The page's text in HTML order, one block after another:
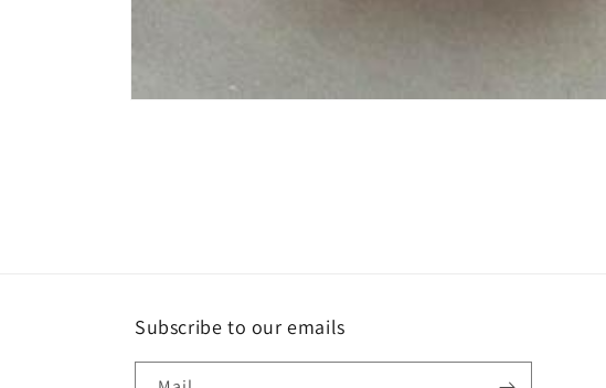
Subscribe to our emails